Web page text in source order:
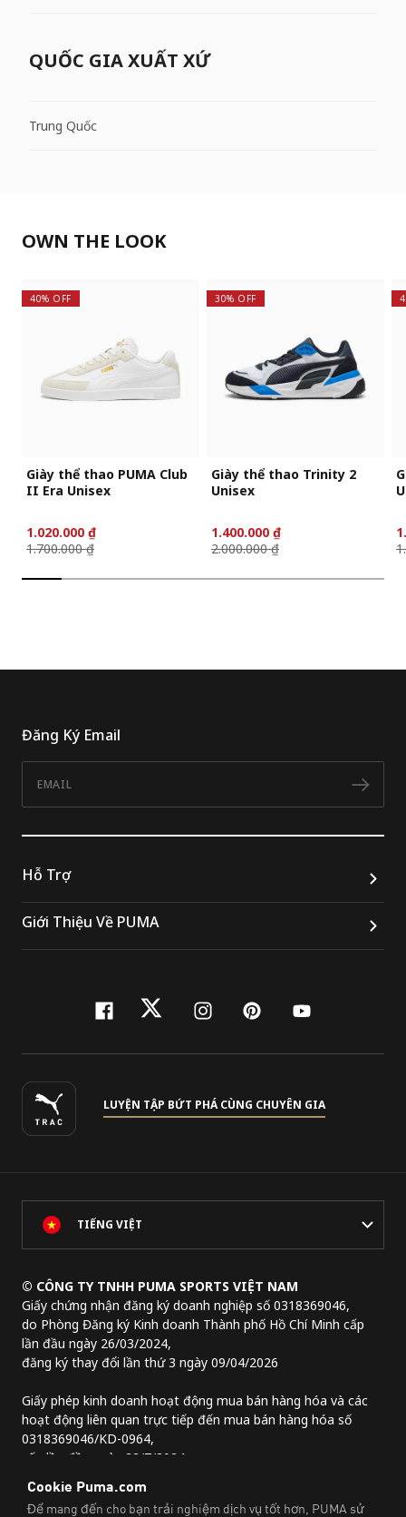
QUỐC GIA XUẤT XỨ
Trung Quốc
OWN THE LOOK
40% OFF
Giày thể thao PUMA Club
II Era Unisex
1.020.000 ₫
1.700.000 ₫
30% OFF
Giày thể thao Trinity 2
Unisex
1.400.000 ₫
2.000.000 ₫
Đăng Ký Email
Hỗ Trợ
Giới Thiệu Về PUMA
facebook
twitterinstagram
pinterest
youtube
LUYỆN TẬP BỨT PHÁ CÙNG CHUYÊN GIA
TIẾNG VIỆT
© CÔNG TY TNHH PUMA SPORTS VIỆT NAM
Giấy chứng nhận đăng ký doanh nghiệp số 0318369046,
do Phòng Đăng ký Kinh doanh Thành phố Hồ Chí Minh cấp
lần đầu ngày 26/03/2024,
đăng ký thay đổi lần thứ 3 ngày 09/04/2026
Giấy phép kinh doanh hoạt động mua bán hàng hóa và các
hoạt động liên quan trực tiếp đến mua bán hàng hóa số
0318369046/KD-0964,
cấp lần đầu ngày 22/7/2024.
Lầu 2, tòa nhà Lim Tower 3,